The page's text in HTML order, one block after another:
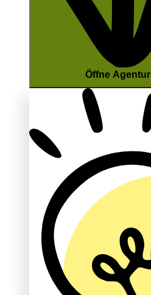
Öffne Agentur